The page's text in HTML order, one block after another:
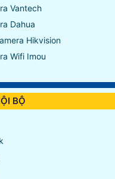
Vantech
Dahua
Hikvision
Wifi Imou
BỘ